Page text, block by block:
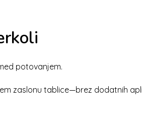
potovanjem.
zaslonu tablice—brez dodatnih